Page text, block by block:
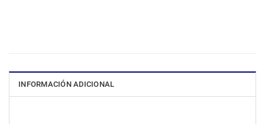
INFORMACIÓN ADICIONAL